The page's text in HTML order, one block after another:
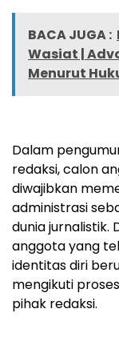
BACA JUGA :
Wasiat |
Menurut
Dalam
redaksi, calon
diwajibkan
administrasi
dunia jurnalistik.
anggota yang
identitas diri
mengikuti
pihak redaksi.